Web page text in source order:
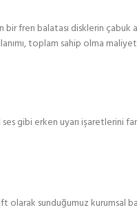
fren balatası disklerin çabuk
toplam sahip olma
gibi erken uyarı işaretlerini
olarak sunduğumuz kurumsal